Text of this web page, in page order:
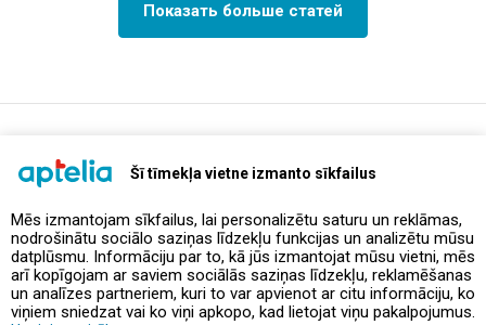
Šī tīmekļa vietne izmanto sīkfailus
Mēs izmantojam sīkfailus, lai personalizētu saturu un reklāmas,
nodrošinātu sociālo saziņas līdzekļu funkcijas un analizētu mūsu
datplūsmu. Informāciju par to, kā jūs izmantojat mūsu vietni, mēs
arī kopīgojam ar saviem sociālās saziņas līdzekļu, reklamēšanas
un analīzes partneriem, kuri to var apvienot ar citu informāciju, ko
viņiem sniedzat vai ko viņi apkopo, kad lietojat viņu pakalpojumus.
Показать больше статей
Предложения и акции
Контакты